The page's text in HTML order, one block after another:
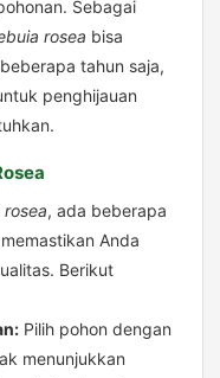
Sebagai
rosea bisa
tahun saja,
penghijauan
, ada beberapa
Anda
Berikut
Pilih pohon dengan
menunjukkan